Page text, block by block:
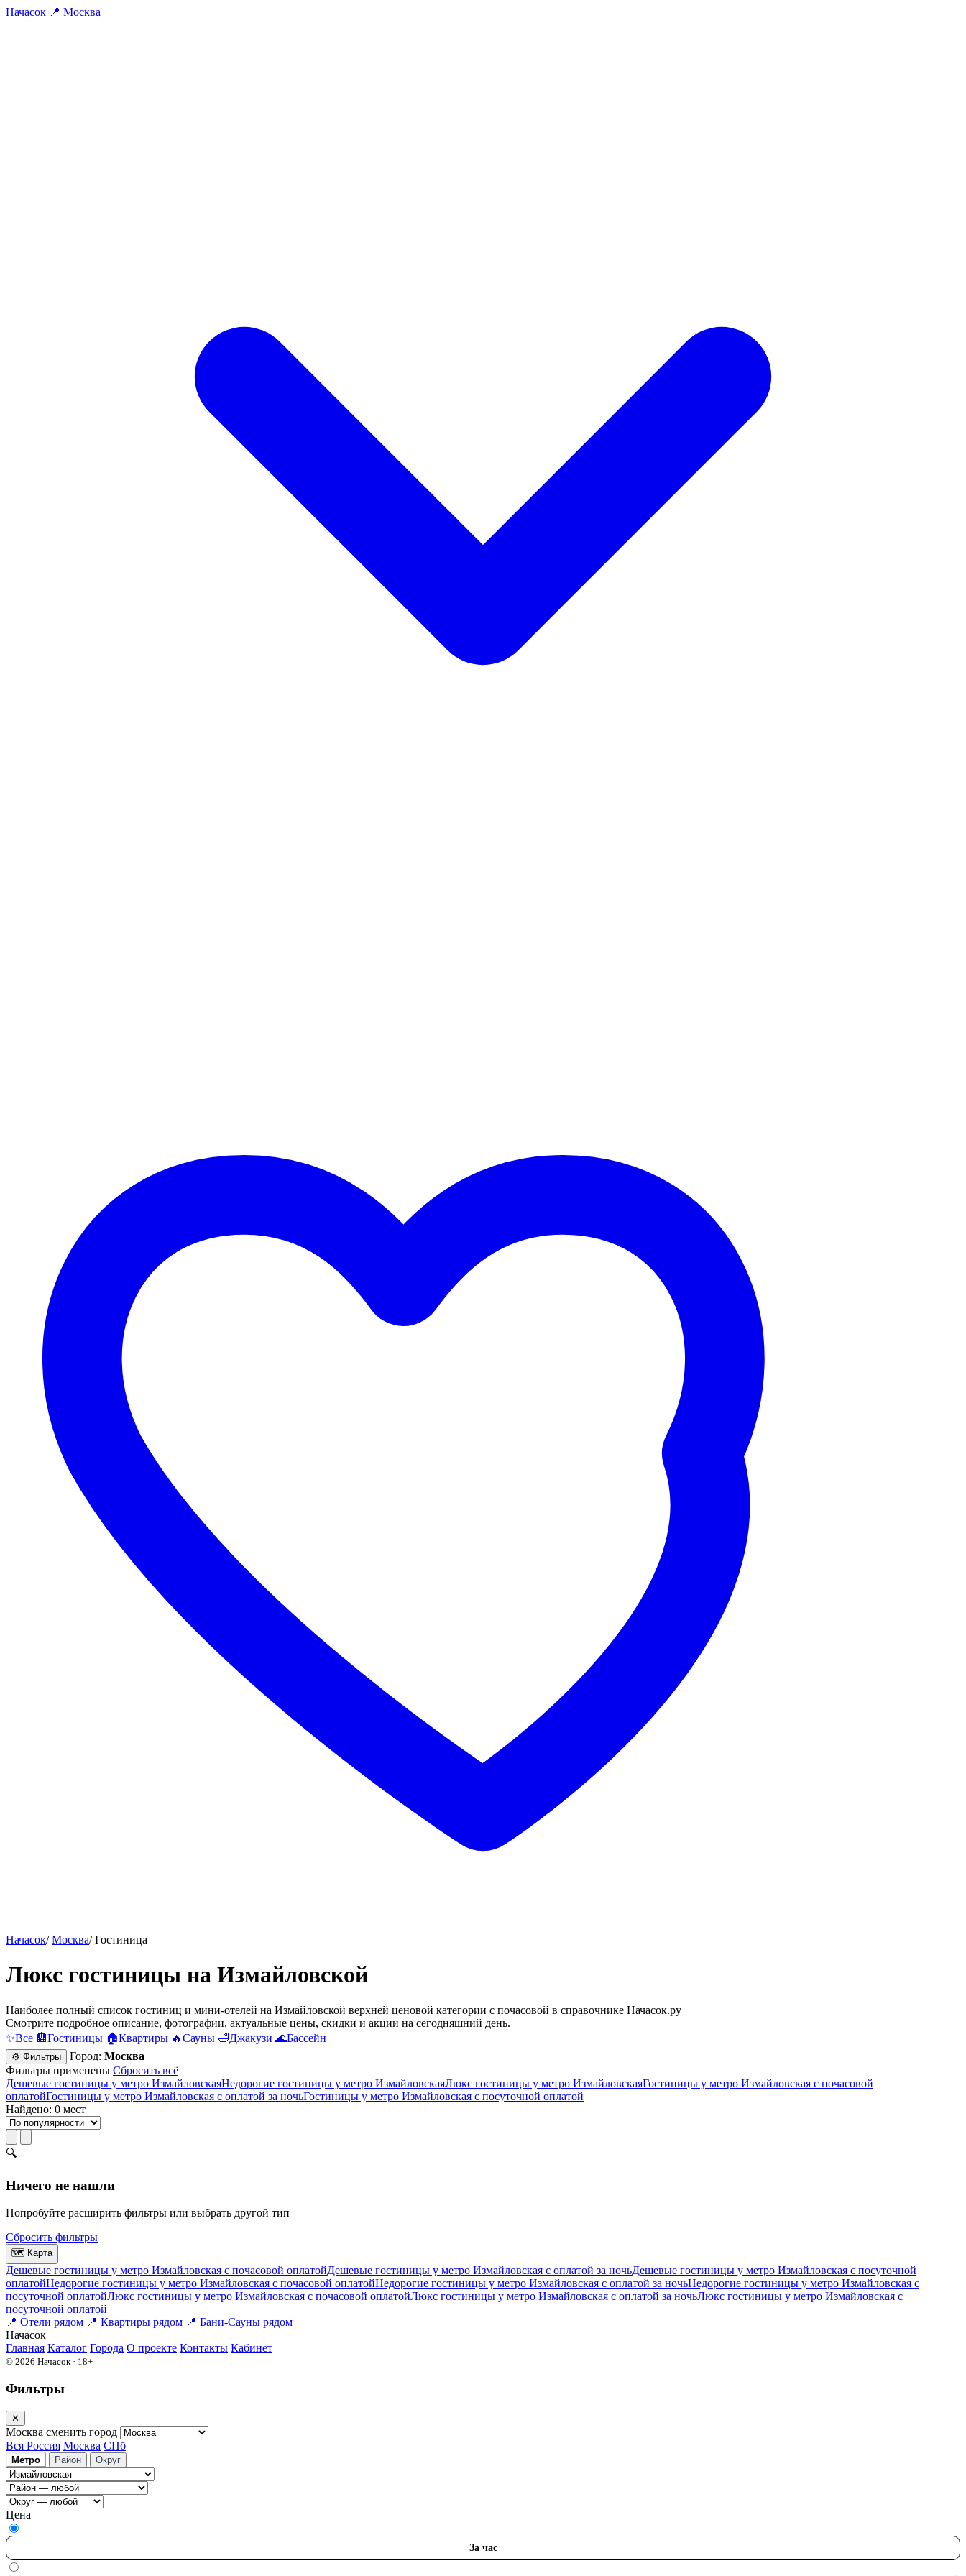
Начасок 📍 Москва
Начасок/ Москва/ Гостиница
Люкс гостиницы на Измайловской
Наиболее полный список гостиниц и мини-отелей на Измайловской верхней ценовой категории c почасовой в справочнике Начасок.ру
Смотрите подробное описание, фотографии, актуальные цены, скидки и акции на сегодняшний день.
✨Все 🏨Гостиницы 🏠Квартиры 🔥Сауны 🛁Джакузи 🌊Бассейн
⚙ Фильтры Город: Москва
Фильтры применены Сбросить всё
Дешевые гостиницы у метро ИзмайловскаяНедорогие гостиницы у метро ИзмайловскаяЛюкс гостиницы у метро ИзмайловскаяГостиницы у метро Измайловская c почасовой
оплатойГостиницы у метро Измайловская с оплатой за ночьГостиницы у метро Измайловская c посуточной оплатой
Найдено: 0 мест
🔍
Ничего не нашли
Попробуйте расширить фильтры или выбрать другой тип
Сбросить фильтры
🗺 Карта
Дешевые гостиницы у метро Измайловская c почасовой оплатойДешевые гостиницы у метро Измайловская с оплатой за ночьДешевые гостиницы у метро Измайловская c посуточной
оплатойНедорогие гостиницы у метро Измайловская c почасовой оплатойНедорогие гостиницы у метро Измайловская с оплатой за ночьНедорогие гостиницы у метро Измайловская c
посуточной оплатойЛюкс гостиницы у метро Измайловская c почасовой оплатойЛюкс гостиницы у метро Измайловская с оплатой за ночьЛюкс гостиницы у метро Измайловская c
посуточной оплатой
📍 Отели рядом 📍 Квартиры рядом 📍 Бани-Сауны рядом
Начасок
Главная Каталог Города О проекте Контакты Кабинет
© 2026 Начасок · 18+
Фильтры
✕
Москва сменить город
Вся Россия Москва СПб
Метро Район Округ
Цена
За час